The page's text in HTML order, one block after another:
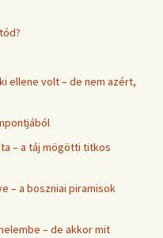
ellene volt – de nem azért,
– a táj mögötti titkos
– a boszniai piramisok
– de akkor mit